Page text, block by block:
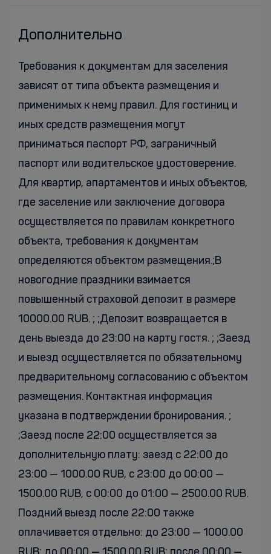
Дополнительно
Требования к документам для заселения
зависят от типа объекта размещения и
применимых к нему правил. Для гостиниц и
иных средств размещения могут
приниматься паспорт РФ, заграничный
паспорт или водительское удостоверение.
Для квартир, апартаментов и иных объектов,
где заселение или заключение договора
осуществляется по правилам конкретного
объекта, требования к документам
определяются объектом размещения.;В
новогодние праздники взимается
повышенный страховой депозит в размере
10000.00 RUB. ; ;Депозит возвращается в
день выезда до 23:00 на карту гостя. ; ;Заезд
и выезд осуществляется по обязательному
предварительному согласованию с объектом
размещения. Контактная информация
указана в подтверждении бронирования. ;
;Заезд после 22:00 осуществляется за
дополнительную плату: заезд с 22:00 до
23:00 — 1000.00 RUB, с 23:00 до 00:00 —
1500.00 RUB, с 00:00 до 01:00 — 2500.00 RUB.
Поздний выезд после 22:00 также
оплачивается отдельно: до 23:00 — 1000.00